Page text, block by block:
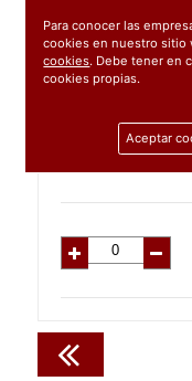
Ref: 09851
Para conocer las
cookies en nuestro sitio
cookies. Debe tener en
cookies propias.
Aceptar